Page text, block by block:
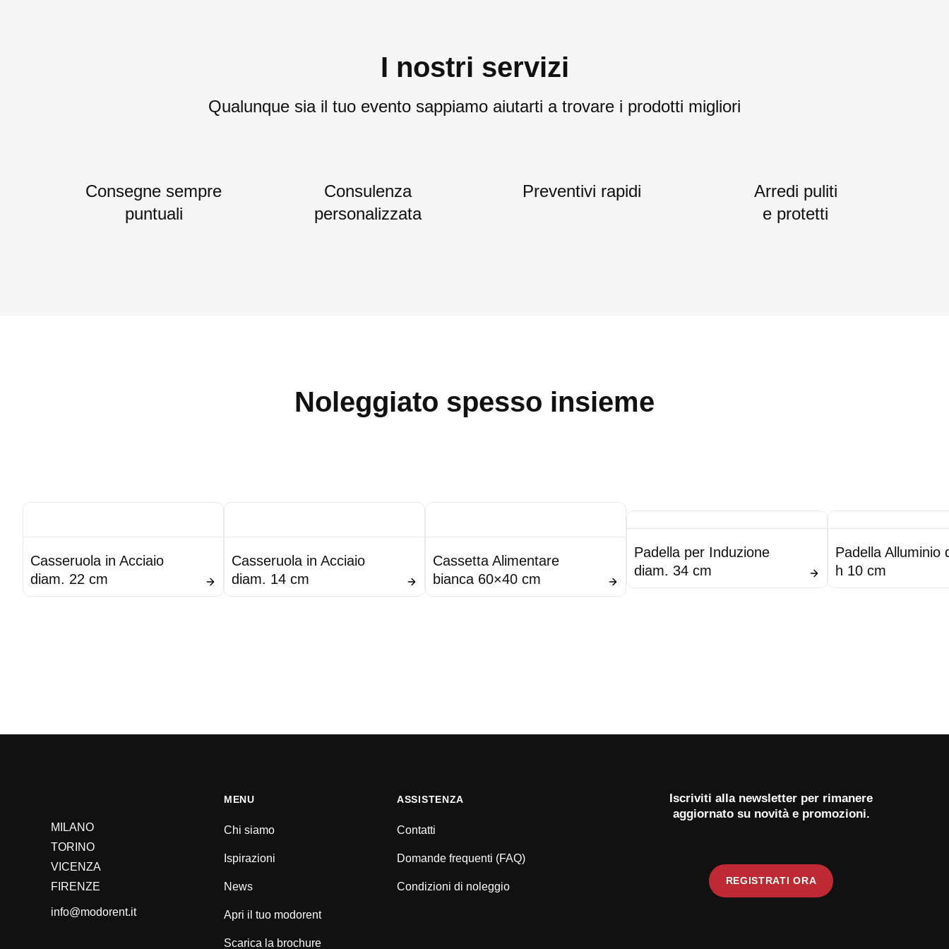
I nostri servizi
Qualunque sia il tuo evento sappiamo aiutarti a trovare i prodotti migliori
Consegne sempre
puntuali
Consulenza
personalizzata
Preventivi rapidi
Arredi puliti
e protetti
Noleggiato spesso insieme
Casseruola in Acciaio
diam. 22 cm
Casseruola in Acciaio
diam. 14 cm
Cassetta Alimentare
bianca 60×40 cm
Padella per Induzione
diam. 34 cm
Padella Alluminio
h 10 cm
MILANO
TORINO
VICENZA
FIRENZE
info@modorent.it
MENU
Chi siamo
Ispirazioni
News
Apri il tuo modorent
Scarica la brochure
ASSISTENZA
Contatti
Domande frequenti (FAQ)
Condizioni di noleggio
Iscriviti alla newsletter per rimanere
aggiornato su novità e promozioni.
REGISTRATI ORA